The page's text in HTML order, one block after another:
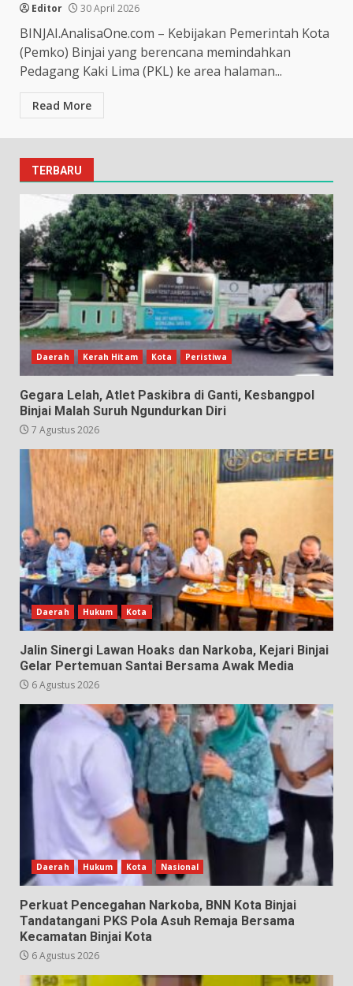
Editor 30 April 2026
BINJAI.AnalisaOne.com – Kebijakan Pemerintah Kota
(Pemko) Binjai yang berencana memindahkan
Pedagang Kaki Lima (PKL) ke area halaman...
Read More
TERBARU
Daerah Kerah Hitam Kota Peristiwa
Gegara Lelah, Atlet Paskibra di Ganti, Kesbangpol
Binjai Malah Suruh Ngundurkan Diri
7 Agustus 2026
Daerah Hukum Kota
Jalin Sinergi Lawan Hoaks dan Narkoba, Kejari Binjai
Gelar Pertemuan Santai Bersama Awak Media
6 Agustus 2026
Daerah Hukum Kota Nasional
Perkuat Pencegahan Narkoba, BNN Kota Binjai
Tandatangani PKS Pola Asuh Remaja Bersama
Kecamatan Binjai Kota
6 Agustus 2026